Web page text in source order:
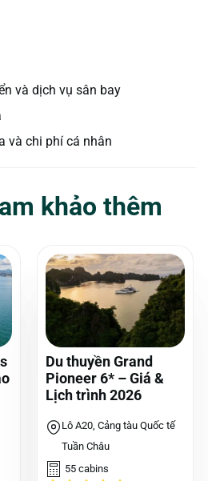
và dịch vụ sân bay
và chi phí cá nhân
khảo thêm
Du thuyền Grand
Pioneer 6* – Giá &
Lịch trình 2026
Lô A20, Cảng tàu Quốc tế
Tuần Châu
55 cabins